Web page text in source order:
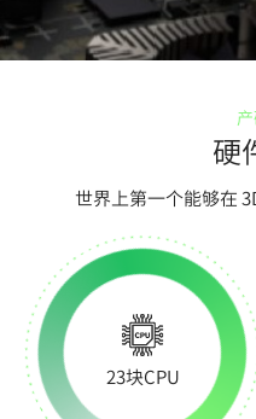
硬
世界上第一个能够在
23块CPU